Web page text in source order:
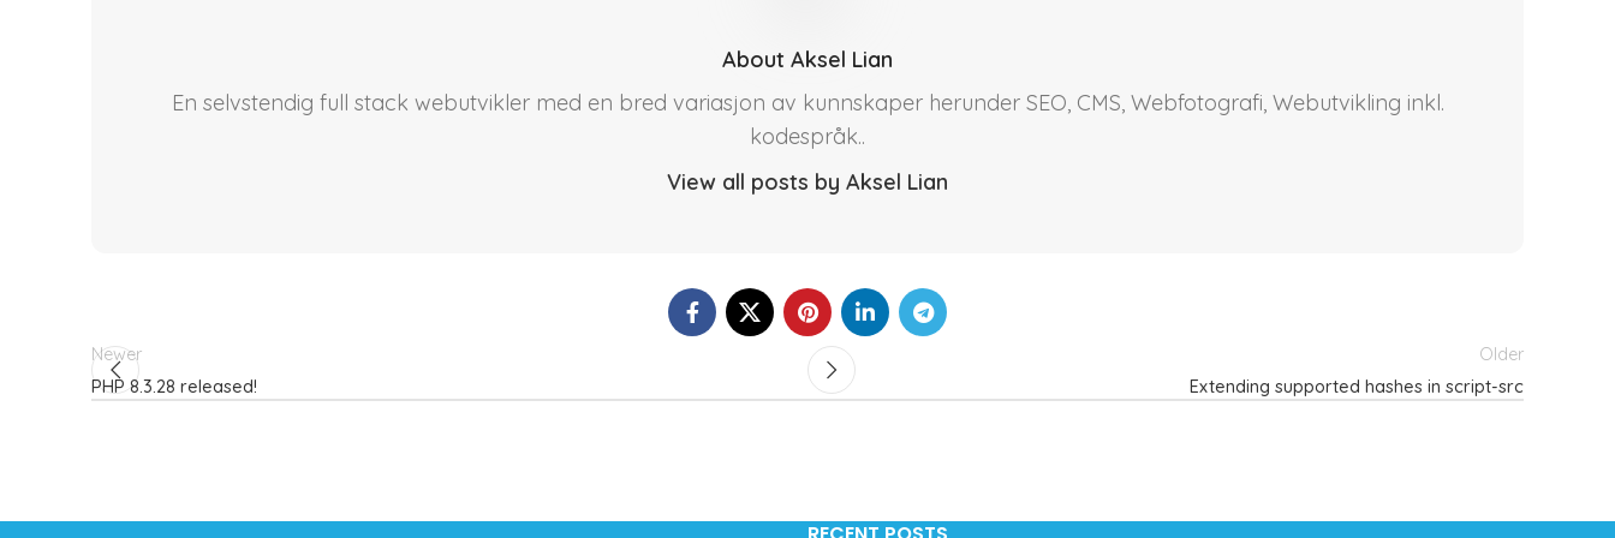
About Aksel Lian
En selvstendig full stack webutvikler med en bred variasjon av kunnskaper herunder SEO, CMS, Webfotografi, Webutvikling inkl.
kodespråk..
View all posts by Aksel Lian
Newer
PHP 8.3.28 released!
Older
Extending supported hashes in script-src